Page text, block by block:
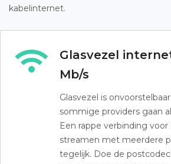
kabelinternet.
Glasvezel
Mb/s
Glasvezel is
sommige providers gaan
Een rappe verbinding
streamen met meerdere
tegelijk. Doe de